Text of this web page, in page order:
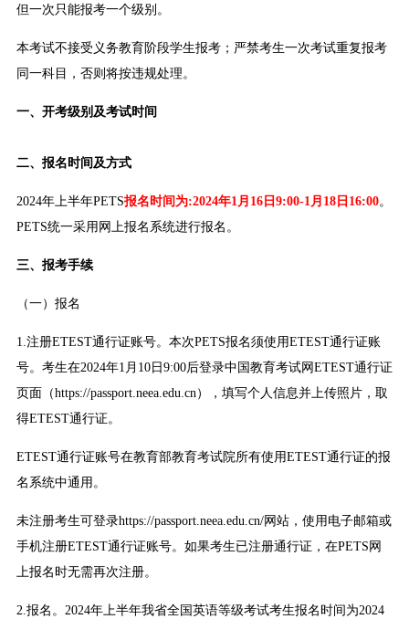
但一次只能报考一个级别。
本考试不接受义务教育阶段学生报考；严禁考生一次考试重复报考
同一科目，否则将按违规处理。
一、开考级别及考试时间
二、报名时间及方式
2024年上半年PETS报名时间为:2024年1月16日9:00-1月18日16:00。
PETS统一采用网上报名系统进行报名。
三、报考手续
（一）报名
1.注册ETEST通行证账号。本次PETS报名须使用ETEST通行证账
号。考生在2024年1月10日9:00后登录中国教育考试网ETEST通行证
页面（https://passport.neea.edu.cn），填写个人信息并上传照片，取
得ETEST通行证。
ETEST通行证账号在教育部教育考试院所有使用ETEST通行证的报
名系统中通用。
未注册考生可登录https://passport.neea.edu.cn/网站，使用电子邮箱或
手机注册ETEST通行证账号。如果考生已注册通行证，在PETS网
上报名时无需再次注册。
2.报名。2024年上半年我省全国英语等级考试考生报名时间为2024